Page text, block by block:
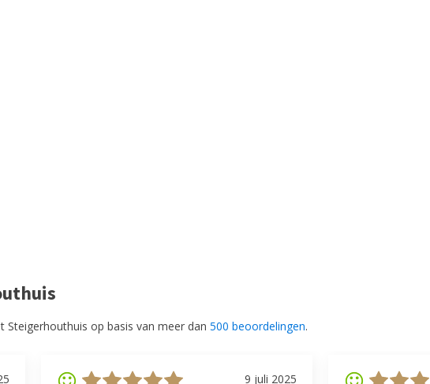
op basis van meer dan 500 beoordelingen.
9 juli 2025